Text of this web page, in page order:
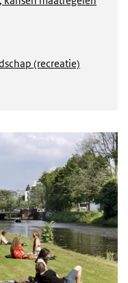
(recreatie)